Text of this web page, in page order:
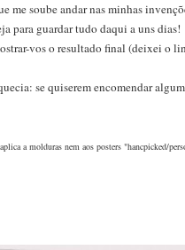
me soube andar nas minhas
para guardar tudo daqui a uns dias!
vos o resultado final (deixei o
se quiserem encomendar
a molduras nem aos posters "hancpicked/